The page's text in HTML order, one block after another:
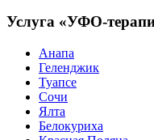
Услуга «УФО-
Анапа
Геленджик
Туапсе
Сочи
Ялта
Белокуриха